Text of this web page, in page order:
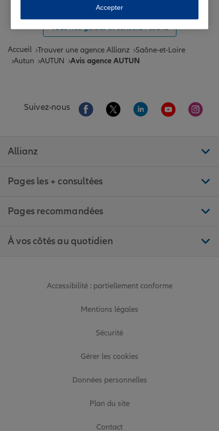
Tous nos guides et conseils Allianz
Accueil Trouver une agence Allianz
Saône-et-Loire
Autun
AUTUN Avis agence AUTUN
Suivez-nous Aller sur la page Facebook de Allianz
Aller sur la page Twitter de
Aller sur la page
Aller sur la
Aller
Allianz
Pages les + consultées
Pages recommandées
À vos côtés au quotidien
Accessibilité : partiellement conforme
Mentions légales
Sécurité
Gérer les cookies
Données personnelles
Plan du site
Contact
Accepter